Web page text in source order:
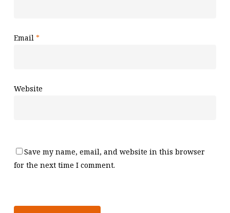
Email *
Website
Save my name, email, and website in this browser
for the next time I comment.